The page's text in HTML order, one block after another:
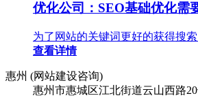
优化公司：SEO基础优化需
为了网站的关键词更好的获得搜
查看详情
惠州 (网站建设咨询)
惠州市惠城区江北街道云山西路